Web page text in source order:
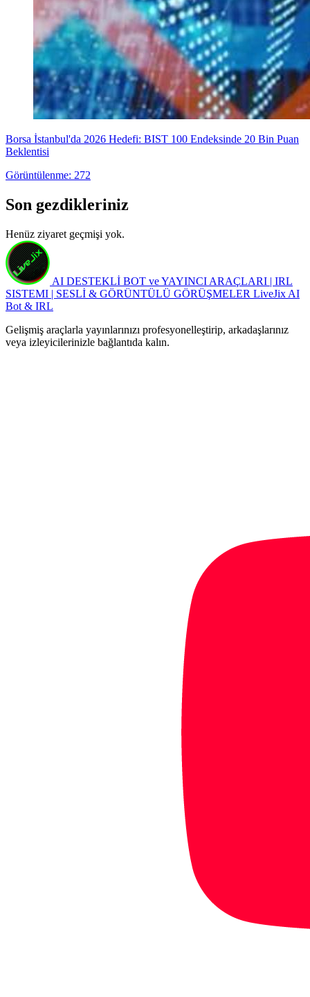
Borsa İstanbul'da 2026 Hedefi: BIST 100 Endeksinde 20 Bin Puan
Beklentisi
Görüntülenme: 272
Son gezdikleriniz
Henüz ziyaret geçmişi yok.
AI DESTEKLİ BOT ve YAYINCI ARAÇLARI | IRL
SISTEMI | SESLİ & GÖRÜNTÜLÜ GÖRÜŞMELER LiveJix AI
Bot & IRL
Gelişmiş araçlarla yayınlarınızı profesyonelleştirip, arkadaşlarınız
veya izleyicilerinizle bağlantıda kalın.